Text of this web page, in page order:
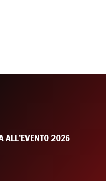
ALL’EVENTO 2026